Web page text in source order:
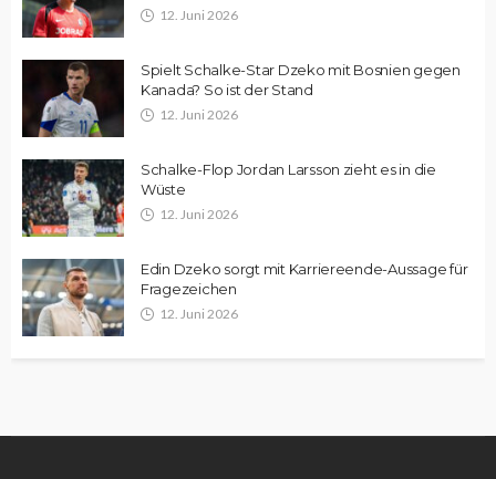
12. Juni 2026
Spielt Schalke-Star Dzeko mit Bosnien gegen
Kanada? So ist der Stand
12. Juni 2026
Schalke-Flop Jordan Larsson zieht es in die
Wüste
12. Juni 2026
Edin Dzeko sorgt mit Karriereende-Aussage für
Fragezeichen
12. Juni 2026